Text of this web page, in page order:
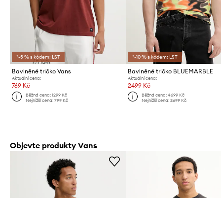
*-5 % s kódem: LST
Bavlněné tričko Vans
Aktuální cena:
769 Kč
Běžná cena:1299 Kč
Nejnižší cena:799 Kč
*-10 % s kódem: LST
Bavlněné tričko BLUEMARBLE
Aktuální cena:
2499 Kč
Běžná cena: 4699 Kč
Nejnižší cena: 2699 Kč
Objevte produkty Vans